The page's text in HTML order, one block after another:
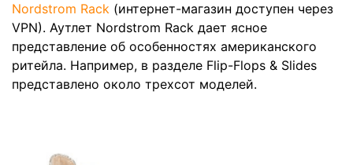
Nordstrom Rack (интернет-магазин доступен через
VPN). Аутлет Nordstrom Rack дает ясное
представление об особенностях американского
ритейла. Например, в разделе Flip-Flops & Slides
представлено около трехсот моделей.